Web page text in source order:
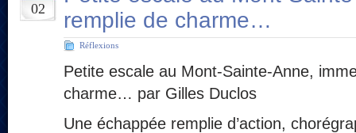
02
remplie de charme…
Réflexions
Petite escale au Mont-Sainte-Anne,
charme… par Gilles Duclos
Une échappée remplie d’action,